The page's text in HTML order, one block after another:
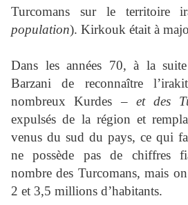
Turcomans sur le territoire
population). Kirkouk était à
Dans les années 70, à la
Barzani de reconnaître
nombreux Kurdes – et des
expulsés de la région et
venus du sud du pays, ce qui
ne possède pas de chiffres
nombre des Turcomans, mais
2 et 3,5 millions d’habitants.